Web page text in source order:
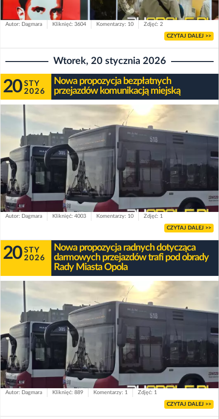
Autor: Dagmara Kliknięć: 3604 Komentarzy: 10 Zdjęć: 2
CZYTAJ DALEJ >>
Wtorek, 20 stycznia 2026
20 STY
2026
Nowa propozycja bezpłatnych
przejazdów komunikacją miejską
Autor: Dagmara Kliknięć: 4003 Komentarzy: 10 Zdjęć: 1
CZYTAJ DALEJ >>
20 STY
2026
Nowa propozycja radnych dotycząca
darmowych przejazdów trafi pod obrady
Rady Miasta Opola
Autor: Dagmara Kliknięć: 889 Komentarzy: 1 Zdjęć: 1
CZYTAJ DALEJ >>